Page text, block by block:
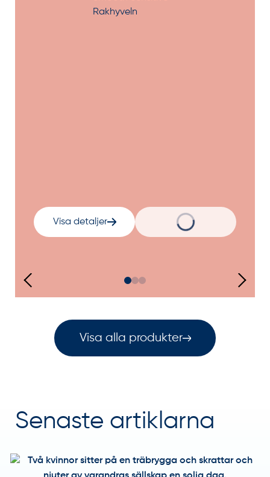
Visa detaljer
Visa alla produkter
Senaste artiklarna